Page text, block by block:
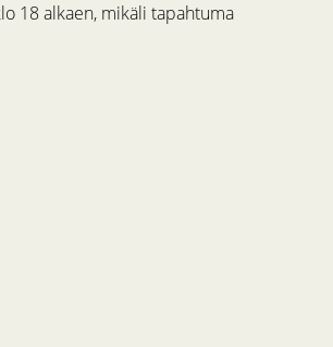
18 alkaen, mikäli tapahtuma